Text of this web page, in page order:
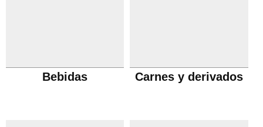
Bebidas Carnes y derivados